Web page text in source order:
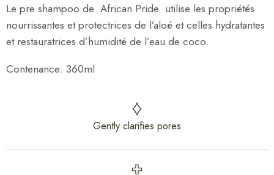
Le pre shampoo de African Pride utilise les propriétés
nourrissantes et protectrices de l’aloé et celles hydratantes
et restauratrices d’humidité de l’eau de coco.
Contenance: 360ml
Gently clarifies pores